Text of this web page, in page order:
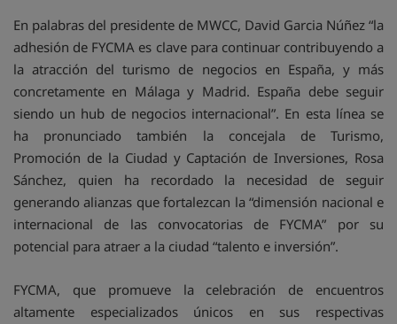
En palabras del presidente de MWCC, David Garcia Núñez “la
adhesión de FYCMA es clave para continuar contribuyendo a
la atracción del turismo de negocios en España, y más
concretamente en Málaga y Madrid. España debe seguir
siendo un hub de negocios internacional”. En esta línea se
ha pronunciado también la concejala de Turismo,
Promoción de la Ciudad y Captación de Inversiones, Rosa
Sánchez, quien ha recordado la necesidad de seguir
generando alianzas que fortalezcan la “dimensión nacional e
internacional de las convocatorias de FYCMA” por su
potencial para atraer a la ciudad “talento e inversión”.
FYCMA, que promueve la celebración de encuentros
altamente especializados únicos en sus respectivas